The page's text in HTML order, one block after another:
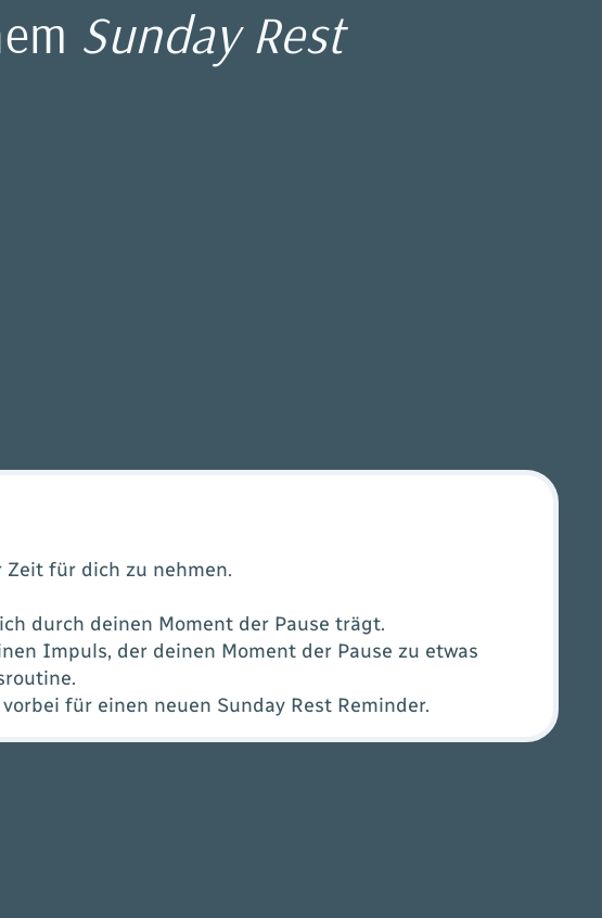
Sunday Rest
für dich zu nehmen.
durch deinen Moment der Pause trägt.
Impuls, der deinen Moment der Pause zu etwas
für einen neuen Sunday Rest Reminder.